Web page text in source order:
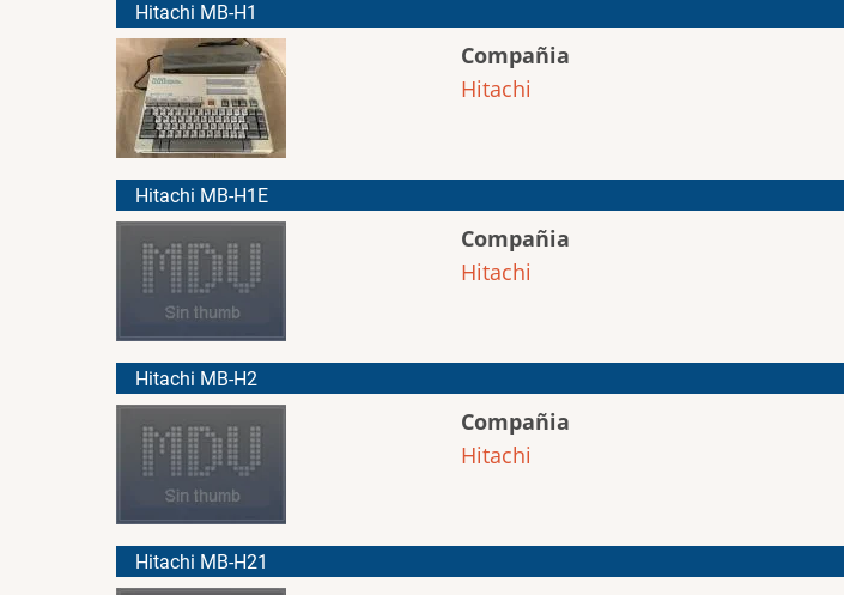
Hitachi MB-H1
Compañia
Hitachi
Hitachi MB-H1E
Compañia
Hitachi
Hitachi MB-H2
Compañia
Hitachi
Hitachi MB-H21